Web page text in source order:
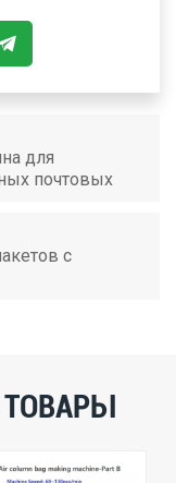
для
почтовых
с